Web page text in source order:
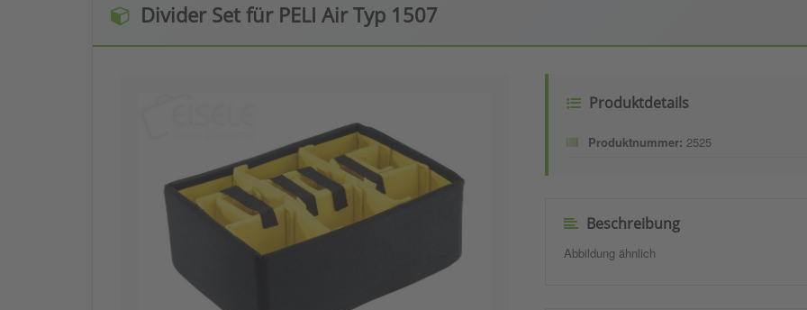
Divider Set für PELI Air Typ 1507
Produktdetails
Produktnummer: 2525
Beschreibung
Abbildung ähnlich